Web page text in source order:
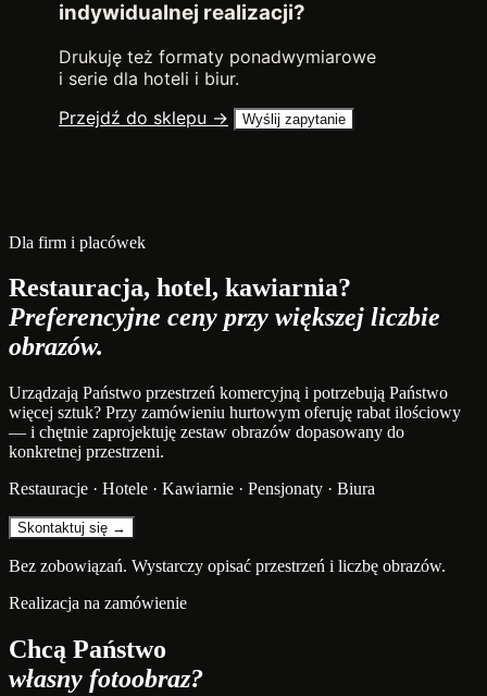
indywidualnej realizacji?
Drukuję też formaty ponadwymiarowe
i serie dla hoteli i biur.
Przejdź do sklepu →
Wyślij zapytanie
Dla firm i placówek
Restauracja, hotel, kawiarnia?
Preferencyjne ceny przy większej liczbie
obrazów.
Urządzają Państwo przestrzeń komercyjną i potrzebują Państwo
więcej sztuk? Przy zamówieniu hurtowym oferuję rabat ilościowy
— i chętnie zaprojektuję zestaw obrazów dopasowany do
konkretnej przestrzeni.
Restauracje · Hotele · Kawiarnie · Pensjonaty · Biura
Skontaktuj się →
Bez zobowiązań. Wystarczy opisać przestrzeń i liczbę obrazów.
Realizacja na zamówienie
Chcą Państwo
własny fotoobraz?